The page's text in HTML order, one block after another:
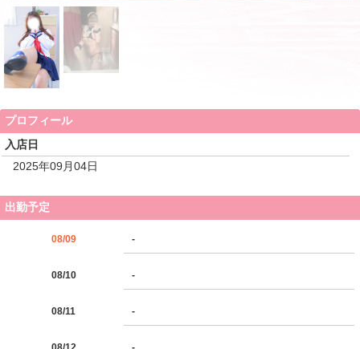
プロフィール
入店日
2025年09月04日
出勤予定
08/09 -
08/10 -
08/11 -